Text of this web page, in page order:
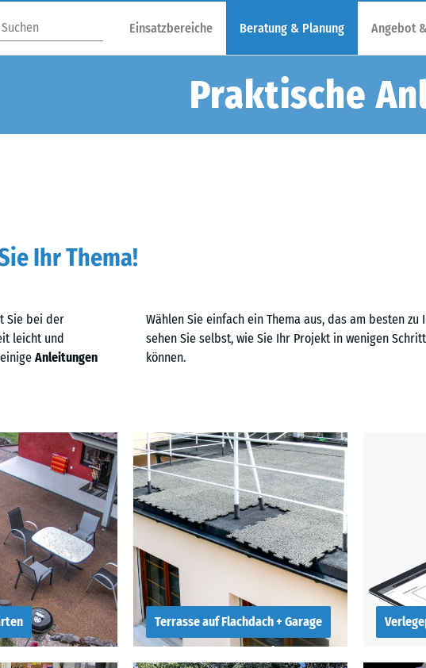
Einsatzbereiche Beratung & Planung Angebot
Praktische
Ihr Thema!
Sie bei der
leicht und
Anleitungen
Wählen Sie einfach ein Thema aus, das am besten
sehen Sie selbst, wie Sie Ihr Projekt in wenigen
können.
eine
Terrasse auf Flachdach + Garage
Wie legt man eine